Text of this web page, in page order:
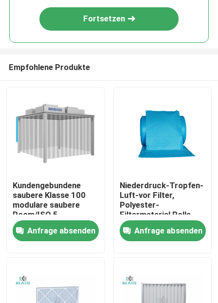
Haus
Über uns
Fortsetzen
Empfohlene Produkte
Kundengebundene
saubere Klasse 100
modulare saubere
Room/ISO 5
Reinraumkabine ISO 7
Anfrage absenden
Niederdruck-Tropfen-
Luft-vor Filter,
Polyester-
Filtermaterial Rolls
G3s G4
Anfrage absenden